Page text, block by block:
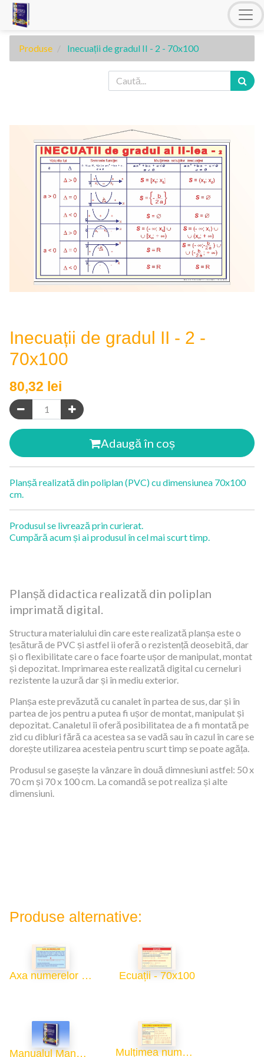
Produse Inecuații de gradul II - 2 - 70x100
Inecuații de gradul II - 2 -
70x100
80,32 lei
Adaugă în coș
Planșă realizată din poliplan (PVC) cu dimensiunea 70x100
cm.
Produsul se livrează prin curierat.
Cumpără acum și ai produsul în cel mai scurt timp.
Planșă didactica realizată din poliplan
imprimată digital.
Structura materialului din care este realizată planșa este o
țesătură de PVC și astfel ii oferă o rezistență deosebită, dar
și o flexibilitate care o face foarte ușor de manipulat, montat
și depozitat. Imprimarea este realizată digital cu cerneluri
rezistente la uzură dar și în mediu exterior.
Planșa este prevăzută cu canalet în partea de sus, dar și în
partea de jos pentru a putea fi ușor de montat, manipulat și
depozitat. Canaletul îi oferă posibilitatea de a fi montată pe
zid cu dibluri fără ca acestea sa se vadă sau în cazul în care se
dorește utilizarea acesteia pentru scurt timp se poate agăța.
Produsul se gasește la vânzare în două dimnesiuni astfel: 50 x
70 cm și 70 x 100 cm. La comandă se pot realiza și alte
dimensiuni.
Produse alternative:
Axa numerelor - 70x100 Ecuații - 70x100
Manualul Manualelor Mulțimea numerelor întregi - 70x100